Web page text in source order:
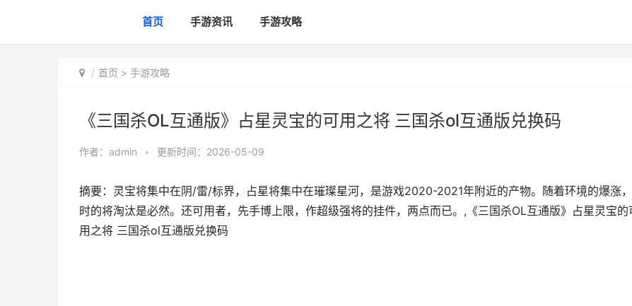
首页 手游资讯 手游攻略
首页 > 手游攻略
《三国杀OL互通版》占星灵宝的可用之将 三国杀ol互通版兑换码
作者： admin • 更新时间：2026-05-09
摘要：灵宝将集中在阴/雷/标界，占星将集中在璀璨星河，是游戏2020-2021年附近的产物。随着环境的爆涨
时的将淘汰是必然。还可用者，先手博上限，作超级强将的挂件，两点而已。,《三国杀OL互通版》占星灵宝的
用之将 三国杀ol互通版兑换码